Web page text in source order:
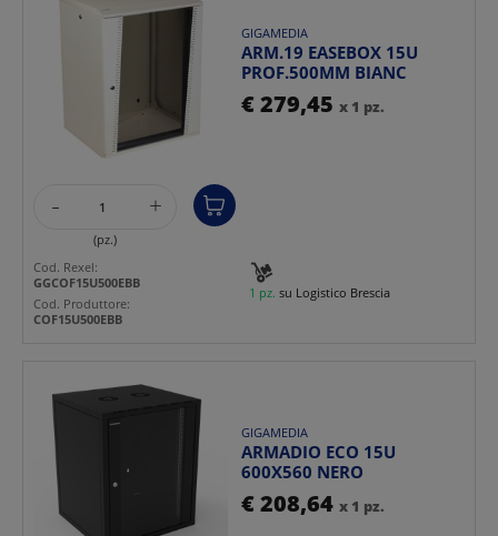
GIGAMEDIA
ARM.19 EASEBOX 15U
PROF.500MM BIANC
€ 279,45 x 1 pz.
- +
(pz.)
1 pz. su Logistico Brescia
Cod. Rexel:
GGCOF15U500EBB
Cod. Produttore:
COF15U500EBB
GIGAMEDIA
ARMADIO ECO 15U
600X560 NERO
€ 208,64 x 1 pz.